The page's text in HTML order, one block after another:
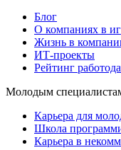
Блог
О компаниях в
Жизнь в
ИТ-проекты
Рейтинг
Молодым
Карьера для
Школа
Карьера в